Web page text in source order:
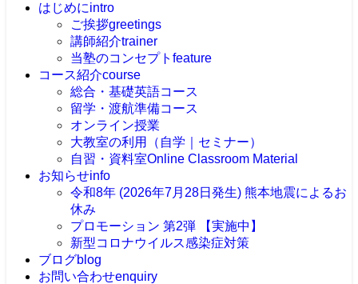
はじめにintro
ご挨拶greetings
講師紹介trainer
当塾のコンセプト feature
コース紹介course
総合・基礎英語コース
留学・渡航準備コース
オンライン授業
大教室の利用（自学｜セミナー）
自習・資料室Online Classroom Material
お知らせinfo
令和8年 (2026年7月28日発生) 熊本地震によるお
休み
プロモーション 第2弾 【実施中】
新型コロナウイルス感染症対策
ブログblog
お問い合わせenquiry